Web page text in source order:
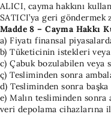
ALICI, cayma hakkını
SATICI’ya geri
Madde 8 – Cayma Hakkı
a) Fiyatı finansal
b) Tüketicinin istekleri
c) Çabuk bozulabilen veya
ç) Tesliminden sonra
d) Tesliminden sonra
e) Malın tesliminden
veri depolama cihazlarına